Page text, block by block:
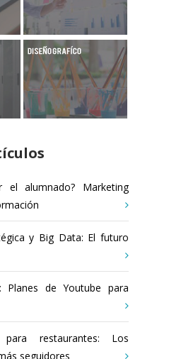
el alumnado? Marketing
y Big Data: El futuro
Planes de Youtube para
para restaurantes: Los
seguidores